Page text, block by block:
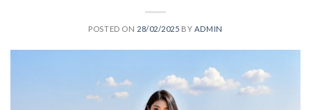
POSTED ON 28/02/2025 BY ADMIN